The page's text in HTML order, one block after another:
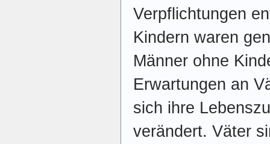
Verpflichtungen
Kindern waren
Männer ohne
Erwartungen an
sich ihre
verändert. Väter